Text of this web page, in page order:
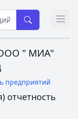
ООО " МИА"
предприятий
отчетность